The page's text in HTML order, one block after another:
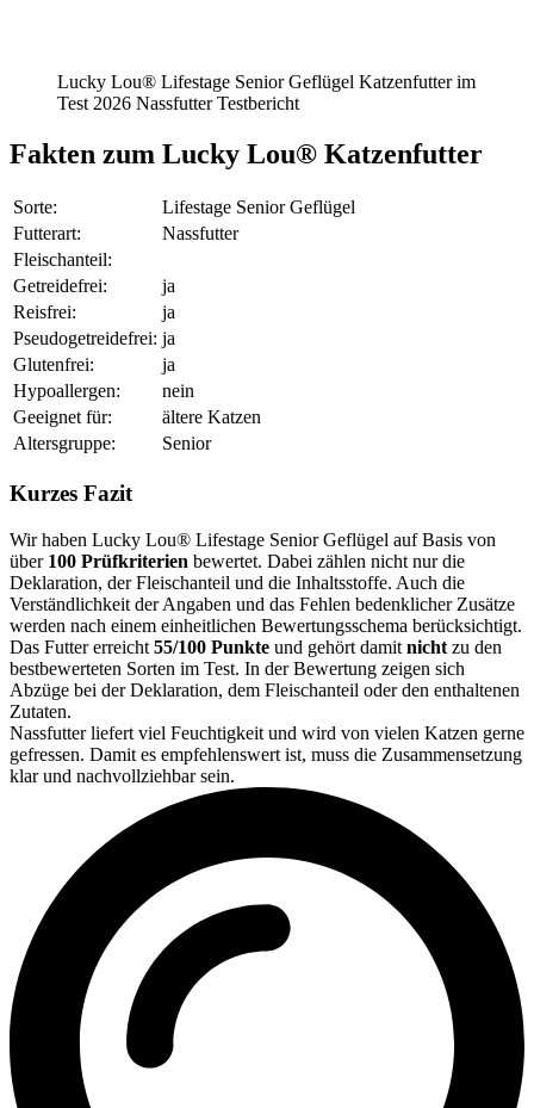
Lucky Lou® Lifestage Senior Geflügel Katzenfutter im
Test 2026 Nassfutter Testbericht
Fakten zum Lucky Lou® Katzenfutter
Sorte:
Lifestage Senior Geflügel
Futterart:
Nassfutter
Fleischanteil:
Getreidefrei:
ja
Reisfrei:
ja
Pseudogetreidefrei: ja
Glutenfrei:
ja
Hypoallergen:
nein
Geeignet für:
ältere Katzen
Altersgruppe:
Senior
Kurzes Fazit
Wir haben Lucky Lou® Lifestage Senior Geflügel auf Basis von
über 100 Prüfkriterien bewertet. Dabei zählen nicht nur die
Deklaration, der Fleischanteil und die Inhaltsstoffe. Auch die
Verständlichkeit der Angaben und das Fehlen bedenklicher Zusätze
werden nach einem einheitlichen Bewertungsschema berücksichtigt.
Das Futter erreicht 55/100 Punkte und gehört damit nicht zu den
bestbewerteten Sorten im Test. In der Bewertung zeigen sich
Abzüge bei der Deklaration, dem Fleischanteil oder den enthaltenen
Zutaten.
Nassfutter liefert viel Feuchtigkeit und wird von vielen Katzen gerne
gefressen. Damit es empfehlenswert ist, muss die Zusammensetzung
klar und nachvollziehbar sein.